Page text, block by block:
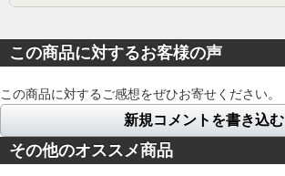
この商品に対するお客様の声
この商品に対するご感想をぜひお寄せください。
新規コメントを書き込む
その他のオススメ商品